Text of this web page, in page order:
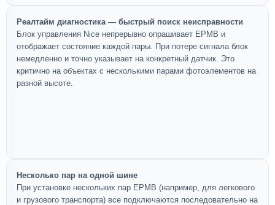
Реалтайм диагностика — быстрый поиск неисправности
Блок управления Nice непрерывно опрашивает EPMB и
отображает состояние каждой пары. При потере сигнала блок
немедленно и точно указывает на конкретный датчик. Это
критично на объектах с несколькими парами фотоэлементов на
разной высоте.
Несколько пар на одной шине
При установке нескольких пар EPMB (например, для легкового
и грузового транспорта) все подключаются последовательно на